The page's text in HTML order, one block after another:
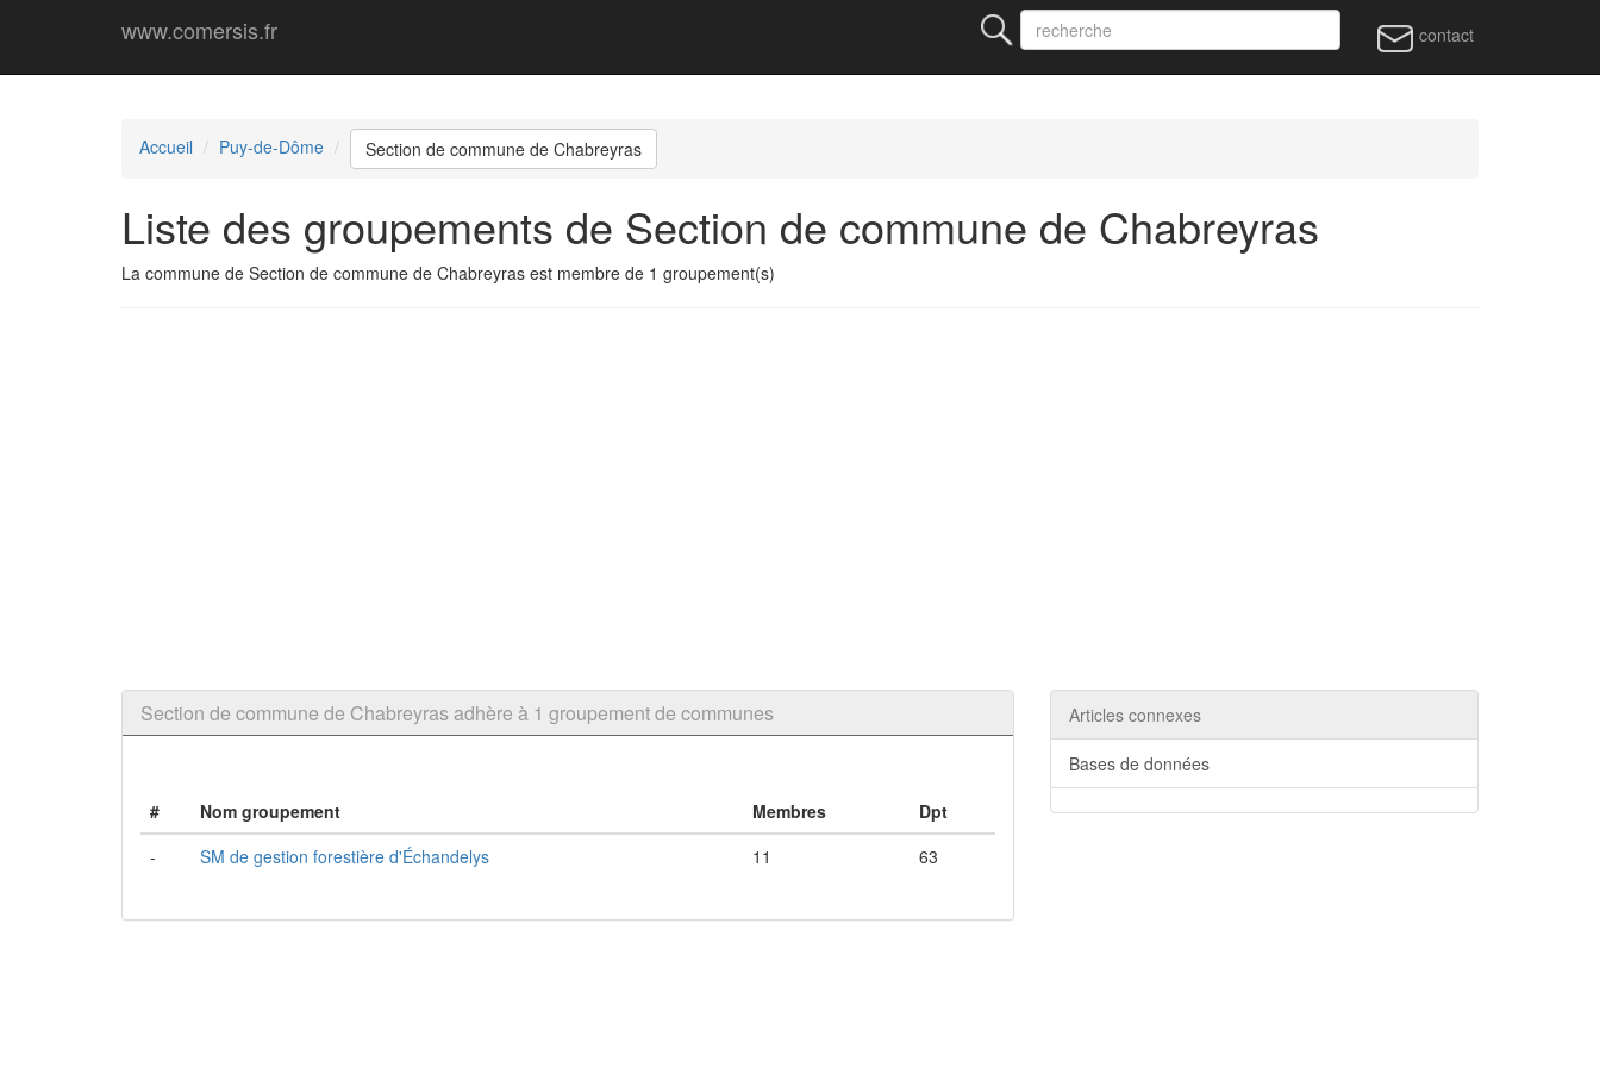
www.comersis.fr contact
Accueil Puy-de-Dôme Section de commune de Chabreyras
Liste des groupements de Section de commune de Chabreyras
La commune de Section de commune de Chabreyras est membre de 1 groupement(s)
Section de commune de Chabreyras adhère à 1 groupement de communes
# Nom groupement Membres
Dpt
-
SM de gestion forestière d'Échandelys 11 63
Articles connexes
Bases de données